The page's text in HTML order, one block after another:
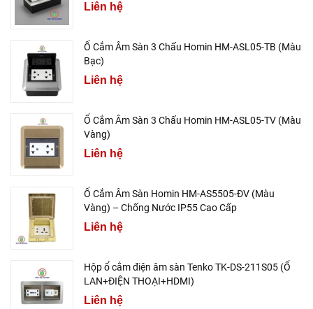
Liên hệ
Ổ Cắm Âm Sàn 3 Chấu Homin HM-ASL05-TB (Màu
Bạc)
Liên hệ
Ổ Cắm Âm Sàn 3 Chấu Homin HM-ASL05-TV (Màu
Vàng)
Liên hệ
Ổ Cắm Âm Sàn Homin HM-AS5505-ĐV (Màu
Vàng) – Chống Nước IP55 Cao Cấp
Liên hệ
Hộp ổ cắm điện âm sàn Tenko TK-DS-211S05 (Ổ
LAN+ĐIỆN THOẠI+HDMI)
Liên hệ